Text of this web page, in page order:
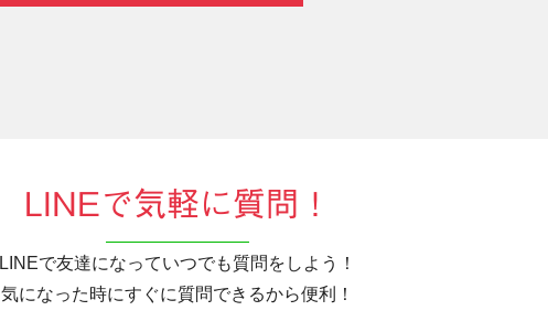
LINEで気軽に質問！
LINEで友達になっていつでも質問をしよう！
気になった時にすぐに質問できるから便利！